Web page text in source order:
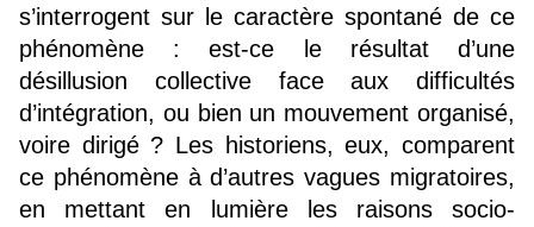
s’interrogent sur le caractère spontané de ce
phénomène : est-ce le résultat d’une
désillusion collective face aux difficultés
d’intégration, ou bien un mouvement organisé,
voire dirigé ? Les historiens, eux, comparent
ce phénomène à d’autres vagues migratoires,
en mettant en lumière les raisons socio-